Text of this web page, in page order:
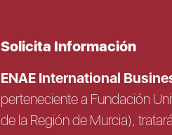
Solicita Información
ENAE International
perteneciente a Fundación
de la Región de Murcia),